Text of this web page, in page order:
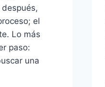
el
Lo más
paso:
una